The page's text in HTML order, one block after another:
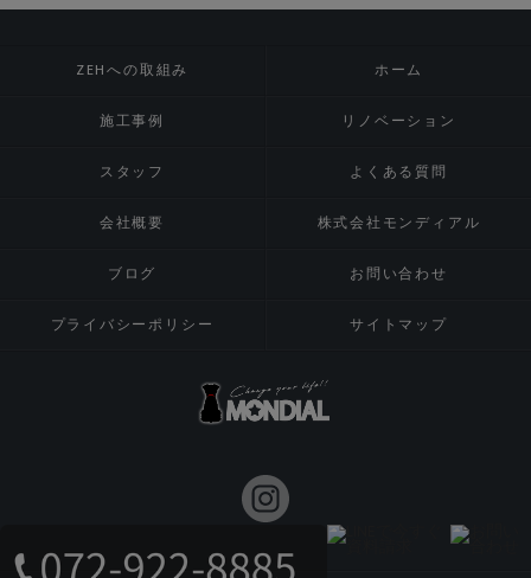
ZEHへの取組み ホーム
施工事例 リノベーション
スタッフ よくある質問
会社概要 株式会社モンディアル
ブログ お問い合わせ
プライバシーポリシー サイトマップ